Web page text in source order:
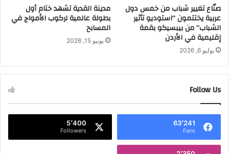
ك
ي
ت
ا
"
ا
م
جً
د
صنّاع تغيير شباب من خمس دول
عربية يختتمون “استوديو تأثير
الشباب” من بيبسيكو بقمة
إقليمية في الأردن
يوليو 6, 2026
مدينة القدية تشهد ختام أول
بطولة عالمية لركوب الأمواج في
المسابح
يونيو 15, 2026
Follow Us
63٬241
Fans
5٬400
Followers